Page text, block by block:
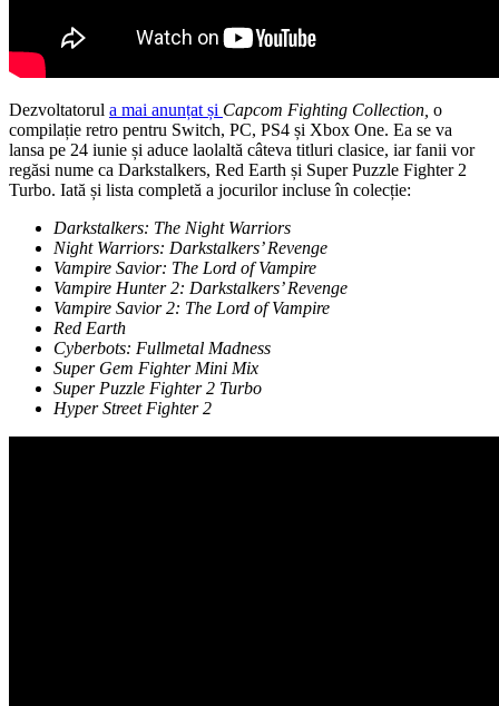
Dezvoltatorul a mai anunțat și Capcom Fighting Collection, o
compilație retro pentru Switch, PC, PS4 și Xbox One. Ea se va
lansa pe 24 iunie și aduce laolaltă câteva titluri clasice, iar fanii vor
regăsi nume ca Darkstalkers, Red Earth și Super Puzzle Fighter 2
Turbo. Iată și lista completă a jocurilor incluse în colecție:
Darkstalkers: The Night Warriors
Night Warriors: Darkstalkers’ Revenge
Vampire Savior: The Lord of Vampire
Vampire Hunter 2: Darkstalkers’ Revenge
Vampire Savior 2: The Lord of Vampire
Red Earth
Cyberbots: Fullmetal Madness
Super Gem Fighter Mini Mix
Super Puzzle Fighter 2 Turbo
Hyper Street Fighter 2